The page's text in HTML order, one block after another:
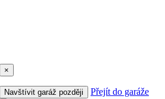
×
Navštívit garáž později Přejít do garáže